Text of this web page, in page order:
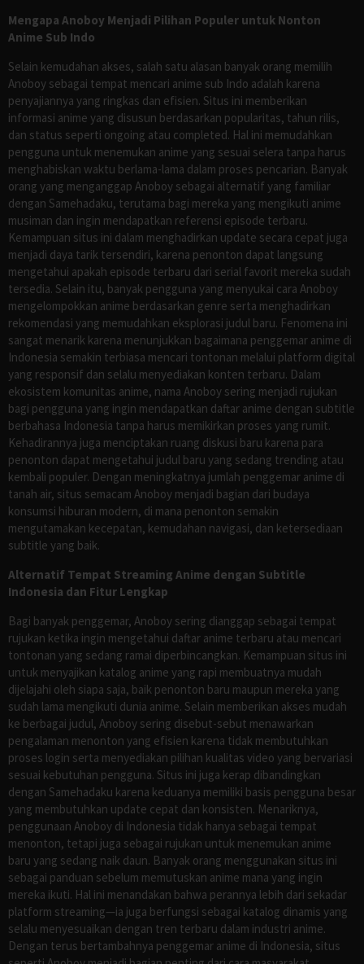
Mengapa Anoboy Menjadi Pilihan Populer untuk Nonton
Anime Sub Indo
Selain kemudahan akses, salah satu alasan banyak orang memilih
Anoboy sebagai tempat mencari anime sub Indo adalah karena
penyajiannya yang ringkas dan efisien. Situs ini memberikan
informasi anime yang disusun berdasarkan popularitas, tahun rilis,
dan status seperti ongoing atau completed. Hal ini memudahkan
pengguna untuk menemukan anime yang sesuai selera tanpa harus
menghabiskan waktu berlama-lama dalam proses pencarian. Banyak
orang yang menganggap Anoboy sebagai alternatif yang familiar
dengan Samehadaku, terutama bagi mereka yang mengikuti anime
musiman dan ingin mendapatkan referensi episode terbaru.
Kemampuan situs ini dalam menghadirkan update secara cepat juga
menjadi daya tarik tersendiri, karena penonton dapat langsung
mengetahui apakah episode terbaru dari serial favorit mereka sudah
tersedia. Selain itu, banyak pengguna yang menyukai cara Anoboy
mengelompokkan anime berdasarkan genre serta menghadirkan
rekomendasi yang memudahkan eksplorasi judul baru. Fenomena ini
sangat menarik karena menunjukkan bagaimana penggemar anime di
Indonesia semakin terbiasa mencari tontonan melalui platform digital
yang responsif dan selalu menyediakan konten terbaru. Dalam
ekosistem komunitas anime, nama Anoboy sering menjadi rujukan
bagi pengguna yang ingin mendapatkan daftar anime dengan subtitle
berbahasa Indonesia tanpa harus memikirkan proses yang rumit.
Kehadirannya juga menciptakan ruang diskusi baru karena para
penonton dapat mengetahui judul baru yang sedang trending atau
kembali populer. Dengan meningkatnya jumlah penggemar anime di
tanah air, situs semacam Anoboy menjadi bagian dari budaya
konsumsi hiburan modern, di mana penonton semakin
mengutamakan kecepatan, kemudahan navigasi, dan ketersediaan
subtitle yang baik.
Alternatif Tempat Streaming Anime dengan Subtitle
Indonesia dan Fitur Lengkap
Bagi banyak penggemar, Anoboy sering dianggap sebagai tempat
rujukan ketika ingin mengetahui daftar anime terbaru atau mencari
tontonan yang sedang ramai diperbincangkan. Kemampuan situs ini
untuk menyajikan katalog anime yang rapi membuatnya mudah
dijelajahi oleh siapa saja, baik penonton baru maupun mereka yang
sudah lama mengikuti dunia anime. Selain memberikan akses mudah
ke berbagai judul, Anoboy sering disebut-sebut menawarkan
pengalaman menonton yang efisien karena tidak membutuhkan
proses login serta menyediakan pilihan kualitas video yang bervariasi
sesuai kebutuhan pengguna. Situs ini juga kerap dibandingkan
dengan Samehadaku karena keduanya memiliki basis pengguna besar
yang membutuhkan update cepat dan konsisten. Menariknya,
penggunaan Anoboy di Indonesia tidak hanya sebagai tempat
menonton, tetapi juga sebagai rujukan untuk menemukan anime
baru yang sedang naik daun. Banyak orang menggunakan situs ini
sebagai panduan sebelum memutuskan anime mana yang ingin
mereka ikuti. Hal ini menandakan bahwa perannya lebih dari sekadar
platform streaming—ia juga berfungsi sebagai katalog dinamis yang
selalu menyesuaikan dengan tren terbaru dalam industri anime.
Dengan terus bertambahnya penggemar anime di Indonesia, situs